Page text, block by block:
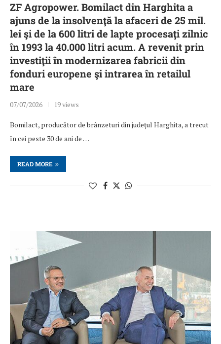
ZF Agropower. Bomilact din Harghita a
ajuns de la insolvenţă la afaceri de 25 mil.
lei şi de la 600 litri de lapte procesaţi zilnic
în 1993 la 40.000 litri acum. A revenit prin
investiţii în modernizarea fabricii din
fonduri europene şi intrarea în retailul
mare
07/07/2026 19 views
Bomilact, producător de brânzeturi din judeţul Harghita, a trecut
în cei peste 30 de ani de …
READ MORE